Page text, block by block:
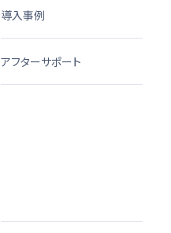
導入事例
アフターサポート